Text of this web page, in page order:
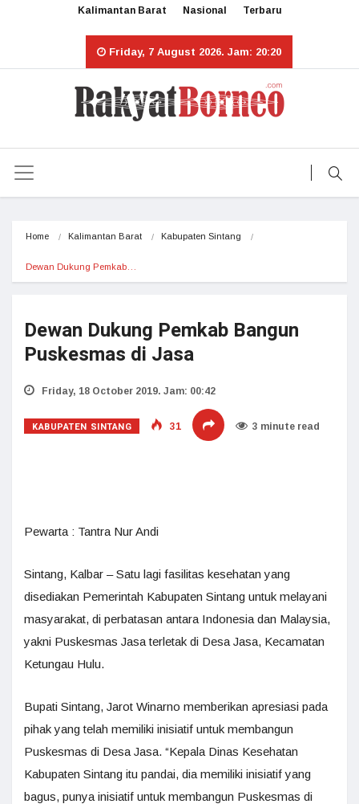
Kalimantan Barat Nasional Terbaru
Friday, 7 August 2026. Jam: 20:20
Home Kalimantan Barat Kabupaten Sintang
Dewan Dukung Pemkab…
Dewan Dukung Pemkab Bangun
Puskesmas di Jasa
Friday, 18 October 2019. Jam: 00:42
KABUPATEN SINTANG 31 3 minute read
Pewarta : Tantra Nur Andi
Sintang, Kalbar – Satu lagi fasilitas kesehatan yang
disediakan Pemerintah Kabupaten Sintang untuk melayani
masyarakat, di perbatasan antara Indonesia dan Malaysia,
yakni Puskesmas Jasa terletak di Desa Jasa, Kecamatan
Ketungau Hulu.
Bupati Sintang, Jarot Winarno memberikan apresiasi pada
pihak yang telah memiliki inisiatif untuk membangun
Puskesmas di Desa Jasa. “Kepala Dinas Kesehatan
Kabupaten Sintang itu pandai, dia memiliki inisiatif yang
bagus, punya inisiatif untuk membangun Puskesmas di